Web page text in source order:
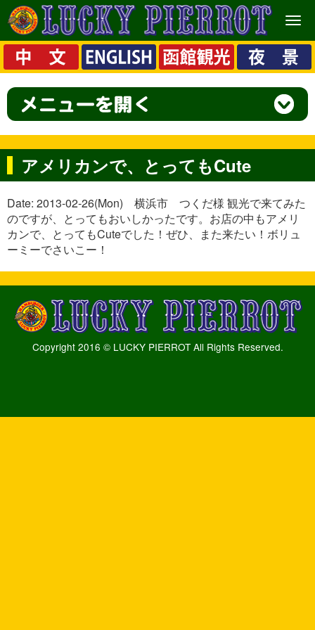
メ
ニ
ュ
ー
アメリカンで、とってもCute
Date: 2013-02-26(Mon) 横浜市 つくだ様 観光で来てみた
のですが、とってもおいしかったです。お店の中もアメリ
カンで、とってもCuteでした！ぜひ、また来たい！ボリュ
ーミーでさいこー！
Copyright 2016 © LUCKY PIERROT All Rights Reserved.